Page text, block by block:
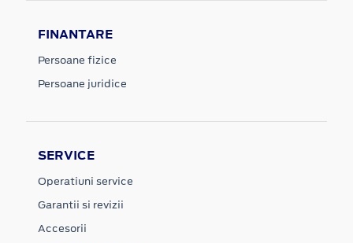
FINANTARE
Persoane fizice
Persoane juridice
SERVICE
Operatiuni service
Garantii si revizii
Accesorii